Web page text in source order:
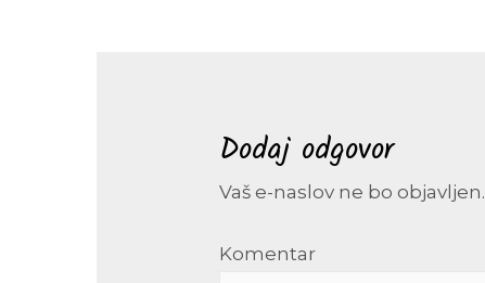
Dodaj odgovor
Vaš e-naslov ne bo objavljen.
Komentar